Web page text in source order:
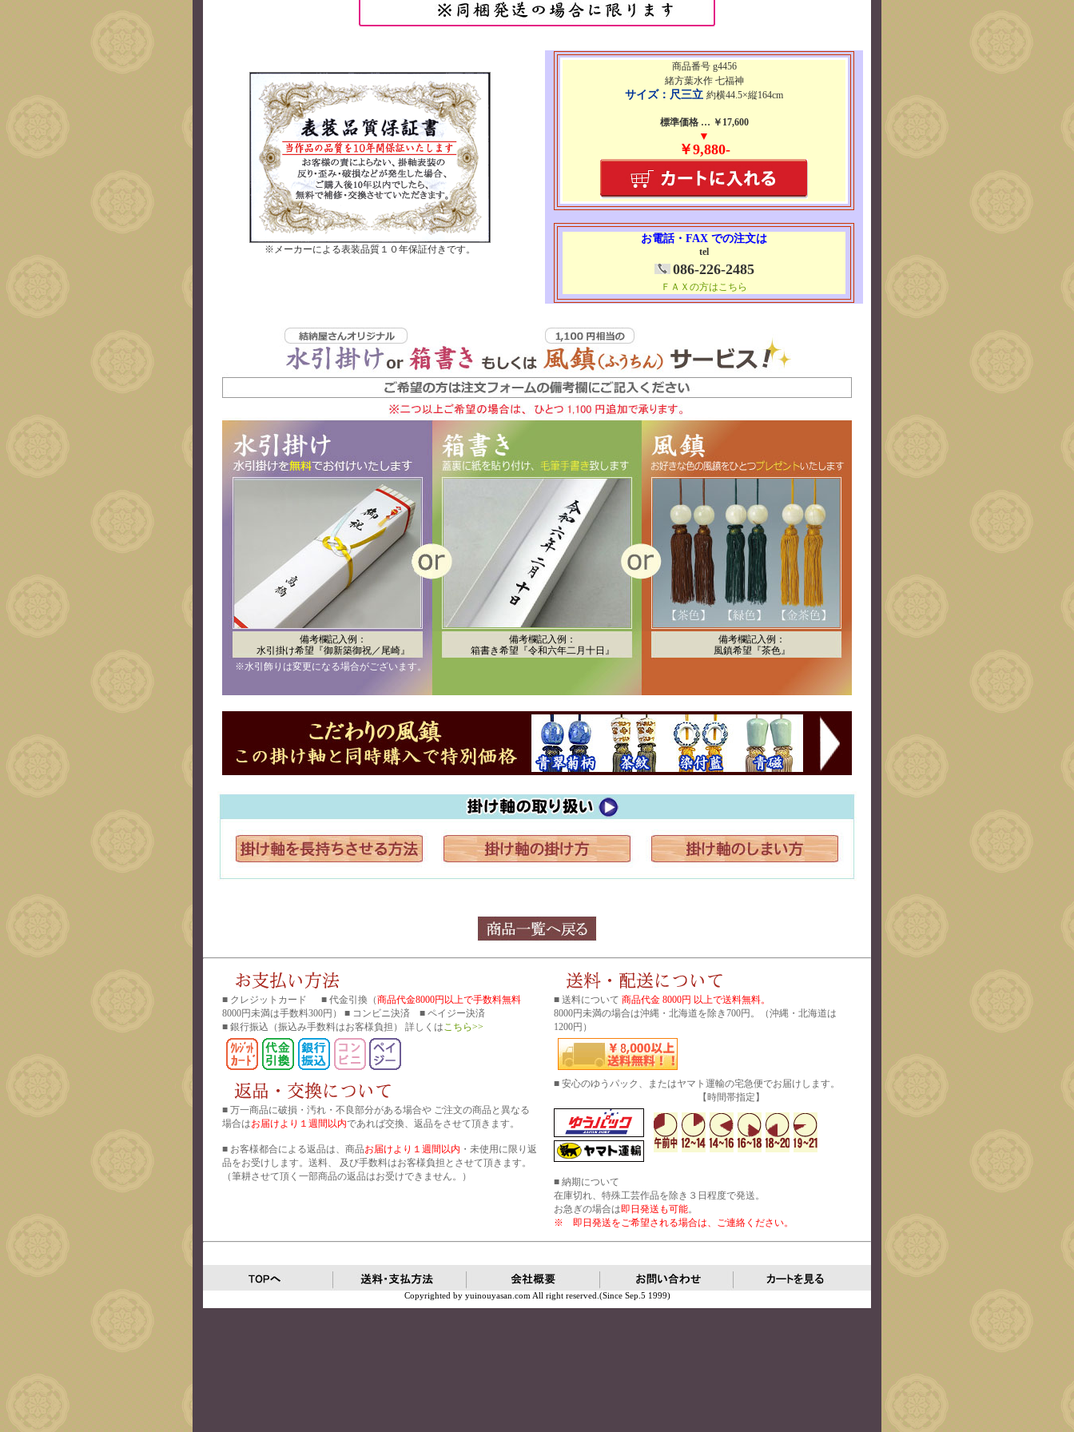
※メーカーによる表装品質１０年保証付きです。
商品番号 g4456
緒方葉水作 七福神
サイズ：尺三立 約横44.5×縦164cm
標準価格 … ￥17,600
▼
￥9,880-
お電話・FAX での注文は
tel
086-226-2485
ＦＡＸの方はこちら
備考欄記入例：
水引掛け希望『御新築御祝／尾崎』
備考欄記入例：
箱書き希望『令和六年二月十日』
備考欄記入例：
風鎮希望『茶色』
※水引飾りは変更になる場合がございます。
■ クレジットカード ■ 代金引換（商品代金8000円以上で手数料無料
8000円未満は手数料300円） ■ コンビニ決済 ■ ペイジー決済
■ 銀行振込 （振込み手数料はお客様負担） 詳しくはこちら>>
■ 万一商品に破損・汚れ・不良部分がある場合や ご注文の商品と異なる
場合はお届けより１週間以内であれば交換、返品をさせて頂きます。
■ お客様都合による返品は、商品お届けより１週間以内 ・未使用に限り返
品をお受けします。送料、 及び手数料はお客様負担とさせて頂きます。
（筆耕させて頂く一部商品の返品はお受けできません。）
■ 送料について 商品代金 8000円 以上で送料無料。
8000円未満の場合は沖縄・北海道を除き700円。（沖縄・北海道は
1200円）
■ 安心のゆうパック、またはヤマト運輸の宅急便でお届けします。
【時間帯指定】
■ 納期について
在庫切れ、特殊工芸作品を除き３日程度で発送。
お急ぎの場合は即日発送も可能。
※ 即日発送をご希望される場合は、ご連絡ください。
Copyrighted by yuinouyasan.com All right reserved.(Since Sep.5 1999)